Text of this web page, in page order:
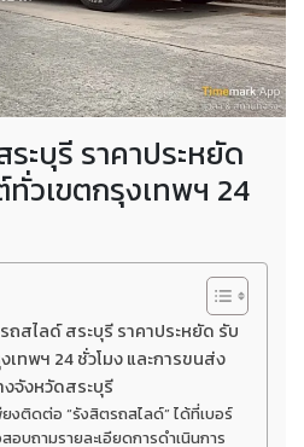
ะบุรี ราคาประหยัด
วเขตกรุงเทพฯ 24
ถสไลด์ สระบุรี ราคาประหยัด รับ
ทพฯ 24 ชั่วโมง และการขนส่ง
จังหวัดสระบุรี
งติดต่อ “รังสิตรถสไลด์” ได้ที่เบอร์
บถามรายละเอียดการดำเนินการ